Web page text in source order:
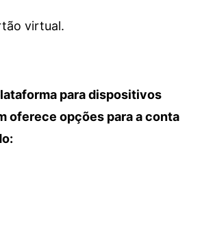
virtual.
para dispositivos
oferece opções para a conta